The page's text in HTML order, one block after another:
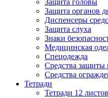
Защита головы
Защита органов
Диспенсеры
Защита слуха
Знаки
Медицинская
Спецодежда
Средства защиты
Средства
Тетради
Тетради 12 листов